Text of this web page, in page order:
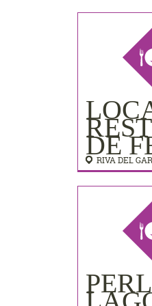
LIDO
DE
RIVA DEL